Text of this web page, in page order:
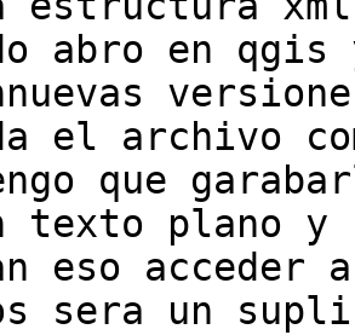
abro en
el archivo
que
texto plano
eso acceder a
sera un